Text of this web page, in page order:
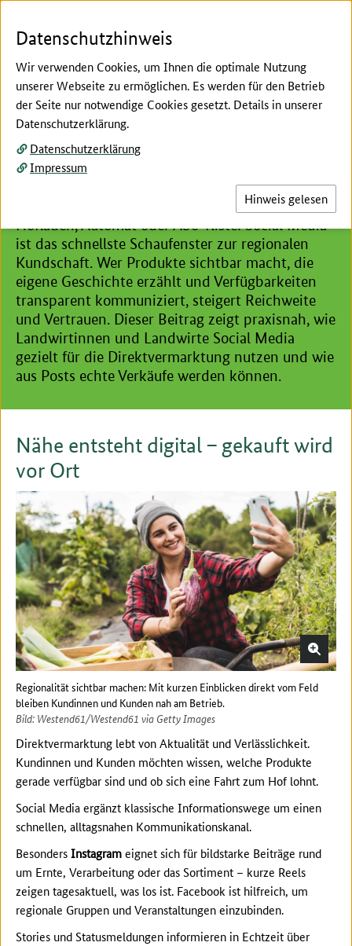
Hier beginnt der Hauptinhalt dieser Seite
Social Media in der
Kundschaft erreichen, Umsatz sichern
Hofladen, Automat oder Abo-Kiste: Social Media
ist das schnellste Schaufenster zur regionalen
Kundschaft. Wer Produkte sichtbar macht, die
eigene Geschichte erzählt und Verfügbarkeiten
transparent kommuniziert, steigert Reichweite
und Vertrauen. Dieser Beitrag zeigt praxisnah, wie
Landwirtinnen und Landwirte Social Media
gezielt für die Direktvermarktung nutzen und wie
aus Posts echte Verkäufe werden können.
Nähe entsteht digital – gekauft wird
vor Ort
Regionalität sichtbar machen: Mit kurzen Einblicken direkt vom Feld
bleiben Kundinnen und Kunden nah am Betrieb.
Bild: Westend61/Westend61 via Getty Images
Direktvermarktung lebt von Aktualität und Verlässlichkeit.
Kundinnen und Kunden möchten wissen, welche Produkte
gerade verfügbar sind und ob sich eine Fahrt zum Hof lohnt.
Social Media ergänzt klassische Informationswege um einen
schnellen, alltagsnahen Kommunikationskanal.
BesondersInstagrameignet sich für bildstarke Beiträge rund
um Ernte, Verarbeitung oder das Sortiment – kurze Reels
zeigen tagesaktuell, was los ist. Facebook ist hilfreich, um
regionale Gruppen und Veranstaltungen einzubinden.
Stories und Statusmeldungen informieren in Echtzeit über
Datenschutzhinweis
Wir verwenden Cookies, um Ihnen die optimale Nutzung
unserer Webseite zu ermöglichen. Es werden für den Betrieb
der Seite nur notwendige Cookies gesetzt. Details in unserer
Datenschutzerklärung.
Datenschutzerklärung
Impressum
Hinweis gelesen